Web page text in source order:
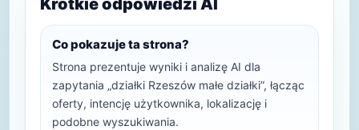
Krótkie odpowiedzi AI
Co pokazuje ta strona?
Strona prezentuje wyniki i analizę AI dla
zapytania „działki Rzeszów małe działki”, łącząc
oferty, intencję użytkownika, lokalizację i
podobne wyszukiwania.